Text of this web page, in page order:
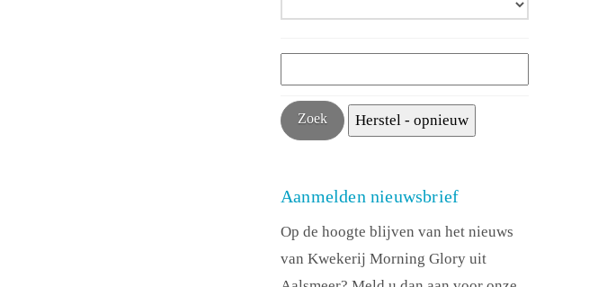
Aanmelden nieuwsbrief
Op de hoogte blijven van het nieuws
van Kwekerij Morning Glory uit